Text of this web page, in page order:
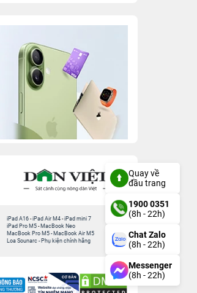
iPad A16 -iPad Air M4 -iPad mini 7
iPad Pro M5 - MacBook Neo
MacBook Pro M5 - MacBook Air M5
Loa Sounarc - Phụ kiện chính hãng
Quay về
đầu trang
1900 0351
(8h - 22h)
Chat Zalo
(8h - 22h)
Messenger
(8h - 22h)